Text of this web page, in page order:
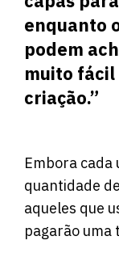
enquanto
podem
muito fácil
criação.”
Embora cada
quantidade
aqueles que
pagarão uma